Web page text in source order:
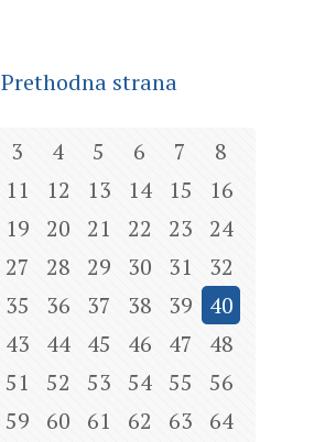
Prethodna strana
3 4 5 6 7
8
11 12 13 14 15
16
19 20 21 22 23
24
27 28 29 30 31
32
35 36 37 38 39
40
43 44 45 46 47
48
51 52 53 54 55
56
59 60 61 62 63
64